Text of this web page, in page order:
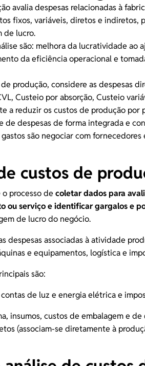
avalia despesas relacionadas à
fixos, variáveis, diretos e indiretos,
de lucro.
são: melhora da lucratividade ao
da eficiência operacional e
produção, considere asdespesas
Custeio por absorção, Custeio
a reduzir os custos de produção por
de despesas de forma integrada e
são negociar com
custos de
processo de coletar dados para
ou serviço e identificar gargalos e
de lucrodo negócio.
despesas associadas à atividade
e equipamentos, logística e
são:
de luz e energia elétrica e
insumos, custos de embalagem e
(associam-se diretamente à